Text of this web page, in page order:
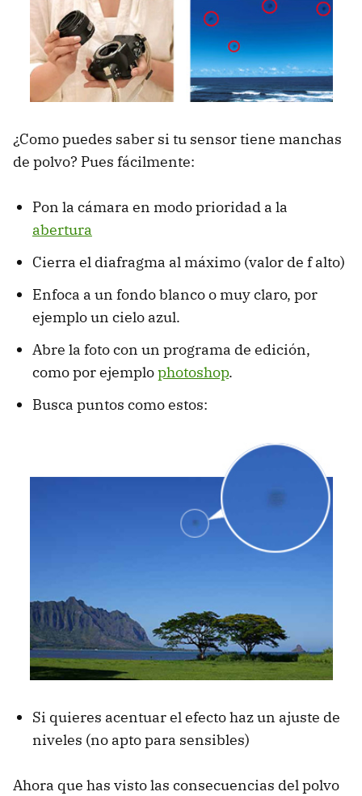
¿Como puedes saber si tu sensor tiene manchas
de polvo? Pues fácilmente:
Pon la cámara en modo prioridad a la
abertura
Cierra el diafragma al máximo (valor de f alto)
Enfoca a un fondo blanco o muy claro, por
ejemplo un cielo azul.
Abre la foto con un programa de edición,
como por ejemplophotoshop.
Busca puntos como estos:
Si quieres acentuar el efecto haz un ajuste de
niveles (no apto para sensibles)
Ahora que has visto las consecuencias del polvo